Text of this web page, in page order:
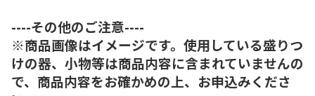
----その他のご注意----
※商品画像はイメージです。使用している盛りつ
けの器、小物等は商品内容に含まれていませんの
で、商品内容をお確かめの上、お申込みくださ